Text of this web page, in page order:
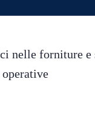
nelle forniture e